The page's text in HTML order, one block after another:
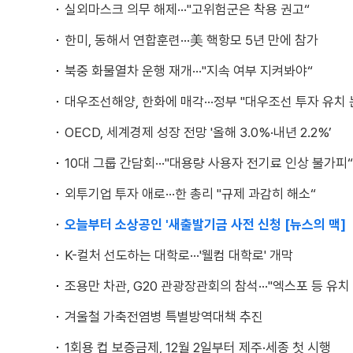
실외마스크 의무 해제···"고위험군은 착용 권고“
한미, 동해서 연합훈련···美 핵항모 5년 만에 참가
북중 화물열차 운행 재개···"지속 여부 지켜봐야“
대우조선해양, 한화에 매각···정부 "대우조선 투자 유치
OECD, 세계경제 성장 전망 '올해 3.0%·내년 2.2%’
10대 그룹 간담회···"대용량 사용자 전기료 인상 불가피“
외투기업 투자 애로···한 총리 "규제 과감히 해소“
오늘부터 소상공인 '새출발기금 사전 신청 [뉴스의 맥]
K-컬처 선도하는 대학로···'웰컴 대학로' 개막
조용만 차관, G20 관광장관회의 참석···"엑스포 등 유치
겨울철 가축전염병 특별방역대책 추진
1회용 컵 보증금제, 12월 2일부터 제주·세종 첫 시행